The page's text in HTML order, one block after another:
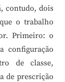
contudo, dois
o trabalho
Primeiro: o
configuração
de classe,
de prescrição